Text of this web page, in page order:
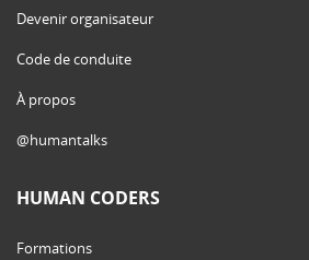
Devenir organisateur
Code de conduite
À propos
@humantalks
HUMAN CODERS
Formations